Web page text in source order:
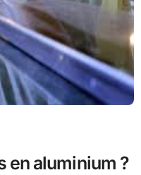
en aluminium ?